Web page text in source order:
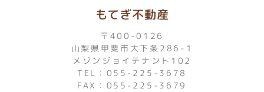
もてぎ不動産
〒400-0126
山梨県甲斐市大下条286-1
メゾンジョイテナント102
TEL：055-225-3678
FAX：055-225-3679